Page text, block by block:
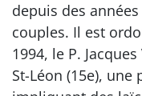
depuis des
couples. Il est
1994, le P.
St-Léon (15e),